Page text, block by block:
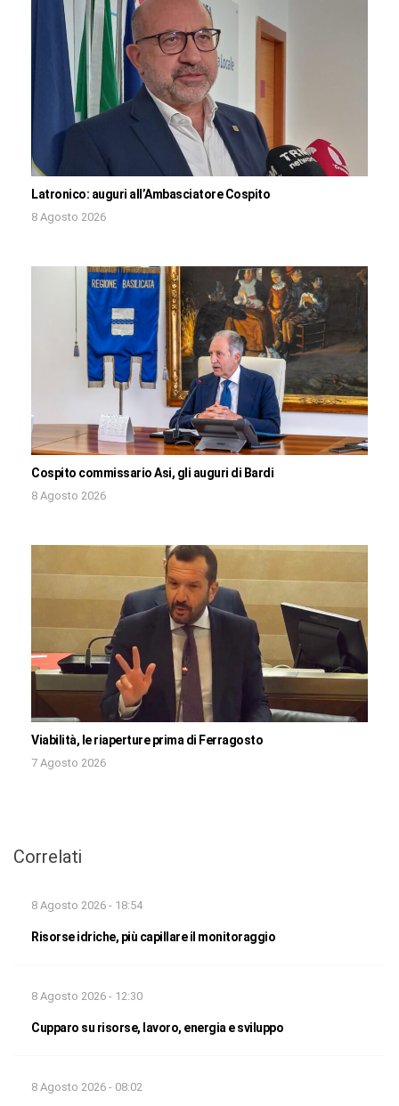
Latronico: auguri all’Ambasciatore Cospito
8 Agosto 2026
Cospito commissario Asi, gli auguri di Bardi
8 Agosto 2026
Viabilità, le riaperture prima di Ferragosto
7 Agosto 2026
Correlati
8 Agosto 2026 - 18:54
Risorse idriche, più capillare il monitoraggio
8 Agosto 2026 - 12:30
Cupparo su risorse, lavoro, energia e sviluppo
8 Agosto 2026 - 08:02